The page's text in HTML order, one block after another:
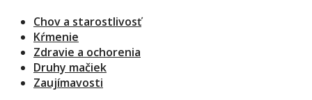
Chov a starostlivosť
Kŕmenie
Zdravie a ochorenia
Druhy mačiek
Zaujímavosti